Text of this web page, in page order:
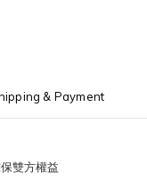
& Payment
雙方權益